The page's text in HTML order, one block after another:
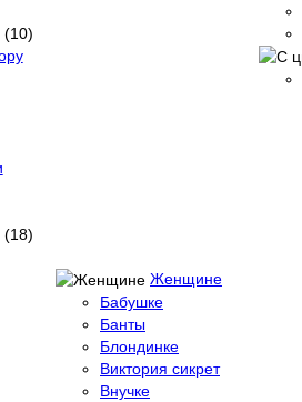
(10)
(18)
Женщине
Бабушке
Банты
Блондинке
Виктория сикрет
Внучке